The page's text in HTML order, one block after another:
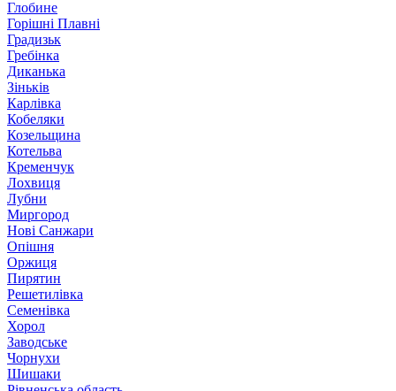
Глобине
Горішні Плавні
Градизьк
Гребінка
Диканька
Зіньків
Карлівка
Кобеляки
Козельщина
Котельва
Кременчук
Лохвиця
Лубни
Миргород
Нові Санжари
Опішня
Оржиця
Пирятин
Решетилівка
Семенівка
Хорол
Заводське
Чорнухи
Шишаки